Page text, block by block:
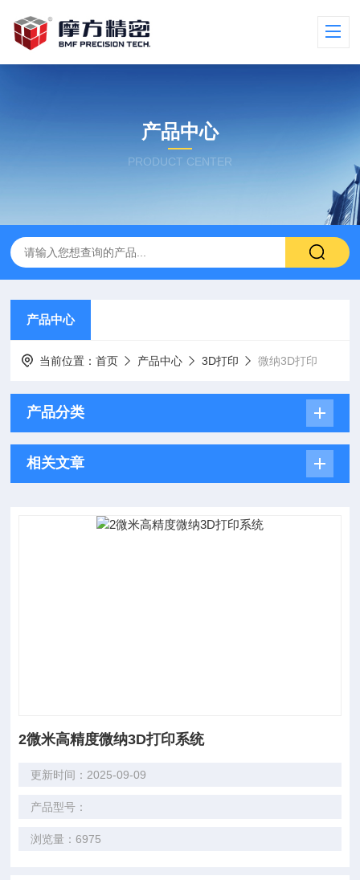
产品中心
PRODUCT CENTER
产品中心
当前位置：首页 产品中心 3D打印 微纳3D打印
产品分类
相关文章
2微米高精度微纳3D打印系统
更新时间：2025-09-09
产品型号：
浏览量：6975